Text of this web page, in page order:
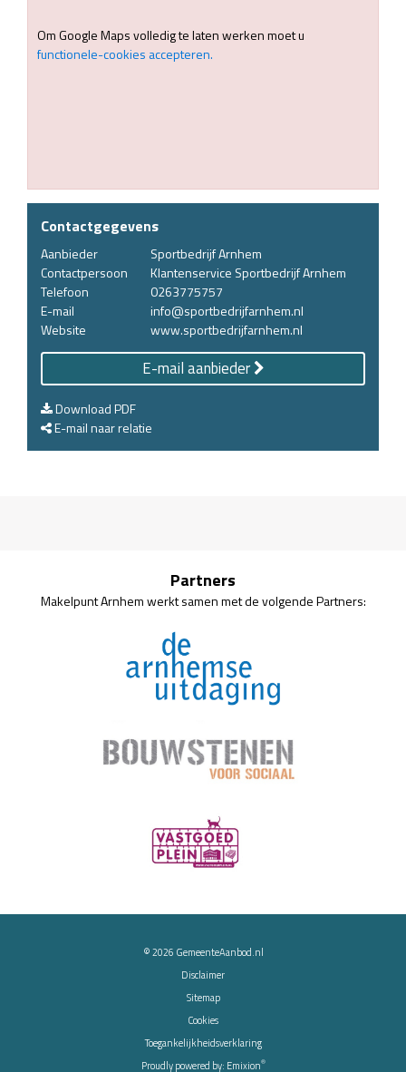
Om Google Maps volledig te laten werken moet u
functionele-cookies accepteren.
Contactgegevens
Aanbieder
Sportbedrijf Arnhem
Contactpersoon
Klantenservice Sportbedrijf Arnhem
Telefoon
0263775757
E-mail
info@sportbedrijfarnhem.nl
Website
www.sportbedrijfarnhem.nl
E-mail aanbieder
Download PDF
E-mail naar relatie
Partners
Makelpunt Arnhem werkt samen met de volgende Partners:
© 2026 GemeenteAanbod.nl
Disclaimer
Sitemap
Cookies
Toegankelijkheidsverklaring
Proudly powered by: Emixion®